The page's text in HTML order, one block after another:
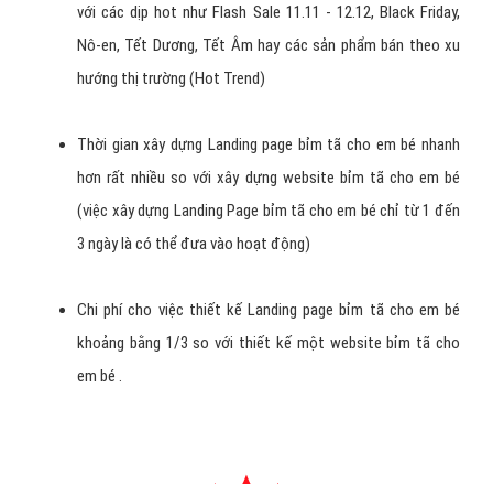
với các dịp hot như Flash Sale 11.11 - 12.12, Black Friday,
Nô-en, Tết Dương, Tết Âm hay các sản phẩm bán theo xu
hướng thị trường (Hot Trend)
Thời gian xây dựng Landing page bỉm tã cho em bé nhanh
hơn rất nhiều so với xây dựng website bỉm tã cho em bé
(việc xây dựng Landing Page bỉm tã cho em bé chỉ từ 1 đến
3 ngày là có thể đưa vào hoạt động)
Chi phí cho việc thiết kế Landing page bỉm tã cho em bé
khoảng bằng 1/3 so với thiết kế một website bỉm tã cho
em bé .